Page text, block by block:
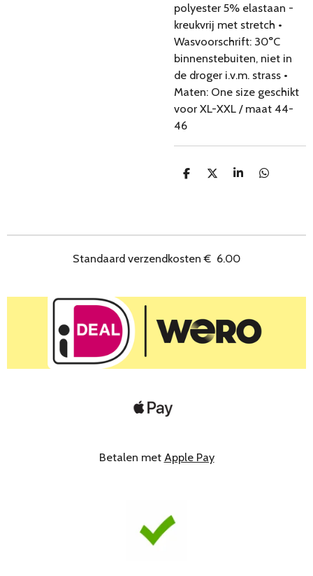
polyester 5% elastaan -
kreukvrij met stretch •
Wasvoorschrift: 30°C
binnenstebuiten, niet in
de droger i.v.m. strass •
Maten: One size geschikt
voor XL-XXL / maat 44-
46
D
D
S
D
Standaard verzendkosten€ 6.00
Betalen met Apple Pay